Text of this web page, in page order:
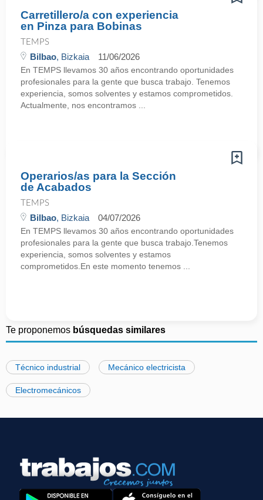
Carretillero/a con experiencia
en Pinza para Bobinas
TEMPS
Bilbao, Bizkaia 11/06/2026
En TEMPS llevamos 30 años encontrando oportunidades
profesionales para la gente que busca trabajo. Tenemos
experiencia, somos solventes y estamos comprometidos.
Actualmente, nos encontramos ...
Operarios/as para la Sección
de Acabados
TEMPS
Bilbao, Bizkaia 04/07/2026
En TEMPS llevamos 30 años encontrando oportunidades
profesionales para la gente que busca trabajo.Tenemos
experiencia, somos solventes y estamos
comprometidos.En este momento tenemos ...
Te proponemos búsquedas similares
Técnico industrial Mecánico electricista
Electromecánicos